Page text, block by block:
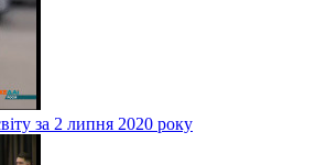
за 2 липня 2020 року